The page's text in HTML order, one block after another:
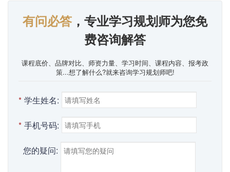
有问必答，专业学习规划师为您免
费咨询解答
课程底价、品牌对比、师资力量、学习时间、课程内容、报考政
策...想了解什么?就来咨询学习规划师吧!
* 学生姓名:
* 手机号码:
您的疑问: